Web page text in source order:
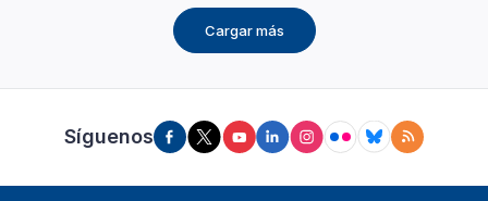
Cargar más
Síguenos